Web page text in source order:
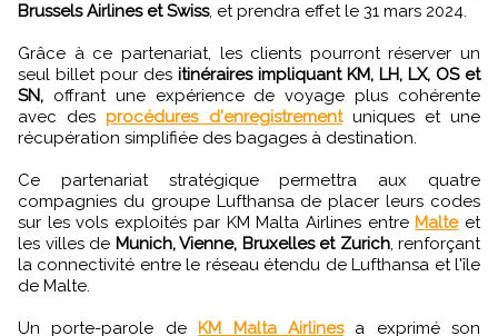
Brussels Airlines et Swiss, et prendra effet le 31 mars 2024.
Grâce à ce partenariat, les clients pourront réserver un
seul billet pour des itinéraires impliquant KM, LH, LX, OS et
SN, offrant une expérience de voyage plus cohérente
avec desprocédures d'enregistrementuniques et une
récupération simplifiée des bagages à destination.
Ce partenariat stratégique permettra aux quatre
compagnies du groupe Lufthansa de placer leurs codes
sur les vols exploités par KM Malta Airlines entre Malteet
les villes de Munich, Vienne, Bruxelles et Zurich, renforçant
la connectivité entre le réseau étendu de Lufthansa et l'île
de Malte.
Un porte-parole de KM Malta Airlinesa exprimé son